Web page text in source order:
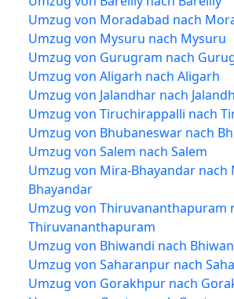
Umzug von Moradabad nach
Umzug von Mysuru nach Mysuru
Umzug von Gurugram nach
Umzug von Aligarh nach Aligarh
Umzug von Jalandhar nach
Umzug von Tiruchirappalli nach
Umzug von Bhubaneswar nach
Umzug von Salem nach Salem
Umzug von Mira-Bhayandar nach
Bhayandar
Umzug von Thiruvananthapuram
Thiruvananthapuram
Umzug von Bhiwandi nach
Umzug von Saharanpur nach
Umzug von Gorakhpur nach